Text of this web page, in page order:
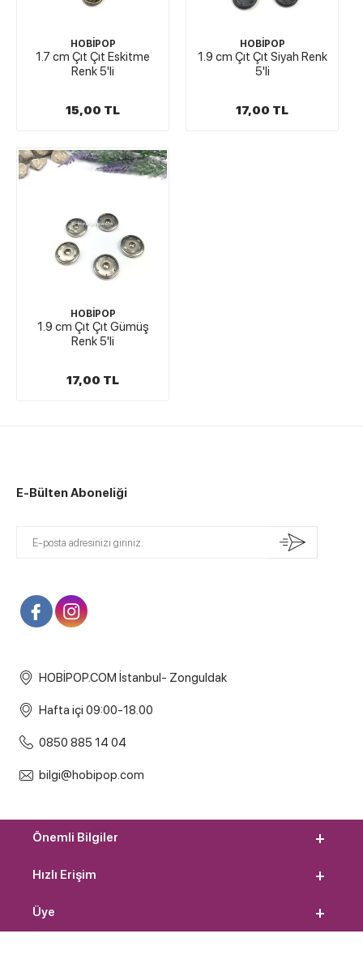
HOBİPOP
1.7 cm Çıt Çıt Eskitme
Renk 5'li
15,00 TL
HOBİPOP
1.9 cm Çıt Çıt Siyah Renk
5'li
17,00 TL
HOBİPOP
1.9 cm Çıt Çıt Gümüş
Renk 5'li
17,00 TL
E-Bülten Aboneliği
HOBİPOP.COM İstanbul- Zonguldak
Hafta içi 09:00-18.00
0850 885 14 04
bilgi@hobipop.com
Önemli Bilgiler
Hızlı Erişim
Üye